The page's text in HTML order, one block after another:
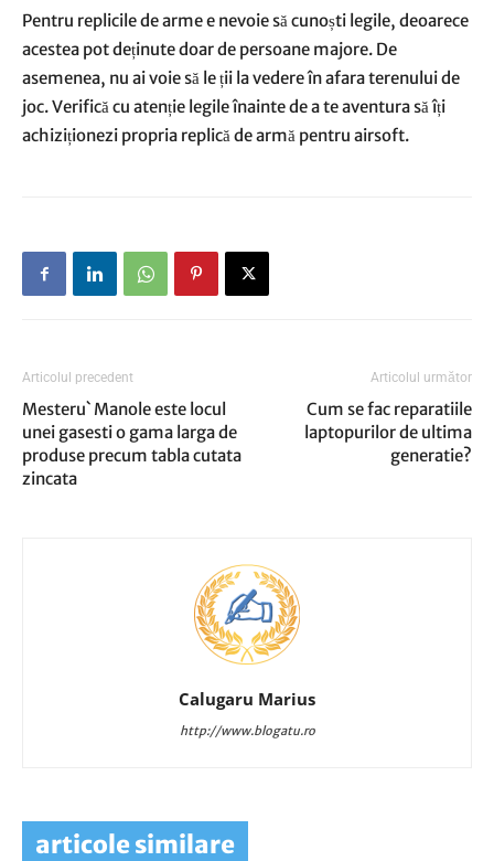
Pentru replicile de arme e nevoie să cunoști legile, deoarece
acestea pot deținute doar de persoane majore. De
asemenea, nu ai voie să le ții la vedere în afara terenului de
joc. Verifică cu atenție legile înainte de a te aventura să îți
achiziționezi propria replică de armă pentru airsoft.
Articolul precedent
Mesteru` Manole este locul
unei gasesti o gama larga de
produse precum tabla cutata
zincata
Articolul următor
Cum se fac reparatiile
laptopurilor de ultima
generatie?
Calugaru Marius
http://www.blogatu.ro
articole similare